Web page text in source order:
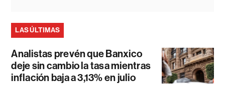
LAS ÚLTIMAS
Analistas prevén que Banxico
deje sin cambio la tasa mientras
inflación baja a 3,13% en julio